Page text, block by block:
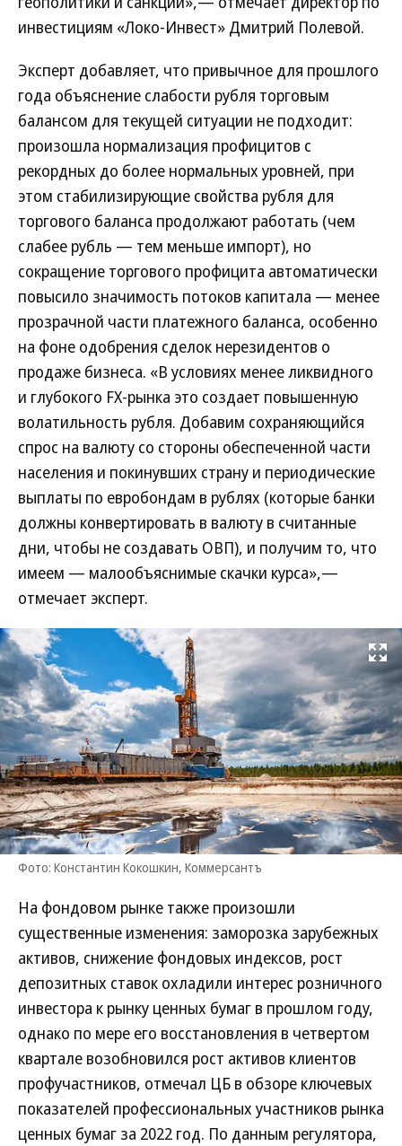
инвестициям «Локо-Инвест» Дмитрий Полевой.
Эксперт добавляет, что привычное для прошлого
года объяснение слабости рубля торговым
балансом для текущей ситуации не подходит:
произошла нормализация профицитов с
рекордных до более нормальных уровней, при
этом стабилизирующие свойства рубля для
торгового баланса продолжают работать (чем
слабее рубль — тем меньше импорт), но
сокращение торгового профицита автоматически
повысило значимость потоков капитала — менее
прозрачной части платежного баланса, особенно
на фоне одобрения сделок нерезидентов о
продаже бизнеса. «В условиях менее ликвидного
и глубокого FX-рынка это создает повышенную
волатильность рубля. Добавим сохраняющийся
спрос на валюту со стороны обеспеченной части
населения и покинувших страну и периодические
выплаты по евробондам в рублях (которые банки
должны конвертировать в валюту в считанные
дни, чтобы не создавать ОВП), и получим то, что
имеем — малообъяснимые скачки курса»,—
отмечает эксперт.
Развернуть
Фото: Константин Кокошкин, Коммерсантъ
На фондовом рынке также произошли
существенные изменения: заморозка зарубежных
активов, снижение фондовых индексов, рост
депозитных ставок охладили интерес розничного
инвестора к рынку ценных бумаг в прошлом году,
однако по мере его восстановления в четвертом
квартале возобновился рост активов клиентов
профучастников, отмечал ЦБ в обзоре ключевых
показателей профессиональных участников рынка
ценных бумаг за 2022 год. По данным регулятора,